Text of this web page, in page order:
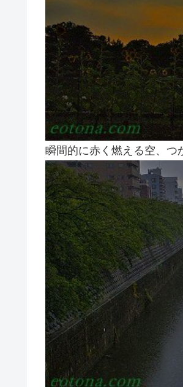
瞬間的に赤く燃える空、つ